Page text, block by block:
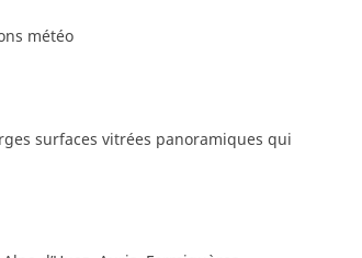
météo
surfaces vitrées panoramiques qui